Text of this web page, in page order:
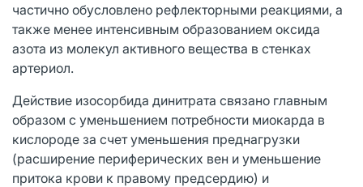
частично обусловлено рефлекторными реакциями, а
также менее интенсивным образованием оксида
азота из молекул активного вещества в стенках
артериол.
Действие изосорбида динитрата связано главным
образом с уменьшением потребности миокарда в
кислороде за счет уменьшения преднагрузки
(расширение периферических вен и уменьшение
притока крови к правому предсердию) и